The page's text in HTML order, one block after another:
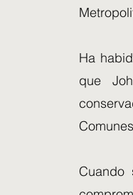
Ha
que
Cuando